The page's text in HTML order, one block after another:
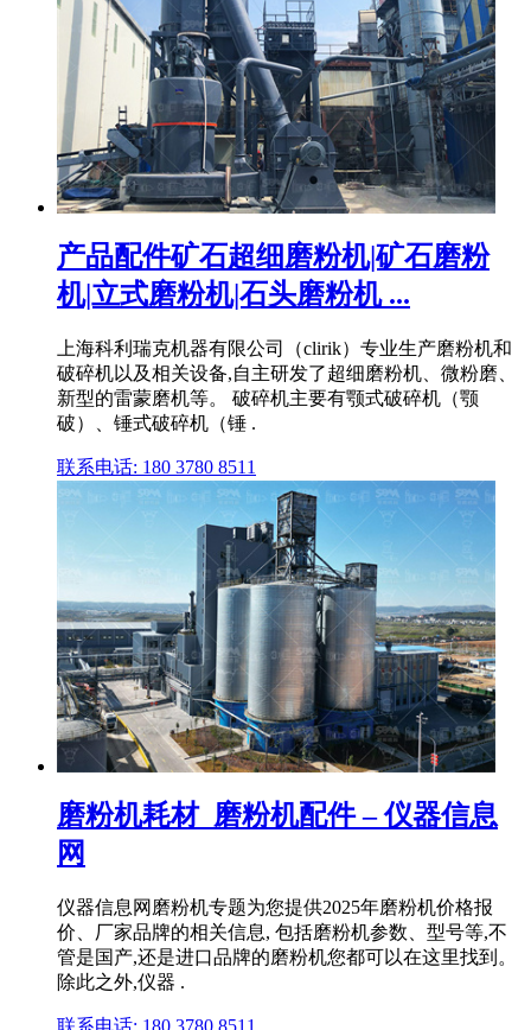
产品配件矿石超细磨粉机|矿石磨粉
机|立式磨粉机|石头磨粉机 ...
上海科利瑞克机器有限公司（clirik）专业生产磨粉机和
破碎机以及相关设备,自主研发了超细磨粉机、微粉磨、
新型的雷蒙磨机等。 破碎机主要有颚式破碎机（颚
破）、锤式破碎机（锤 .
联系电话: 180 3780 8511
磨粉机耗材_磨粉机配件 – 仪器信息
网
仪器信息网磨粉机专题为您提供2025年磨粉机价格报
价、厂家品牌的相关信息, 包括磨粉机参数、型号等,不
管是国产,还是进口品牌的磨粉机您都可以在这里找到。
除此之外,仪器 .
联系电话: 180 3780 8511